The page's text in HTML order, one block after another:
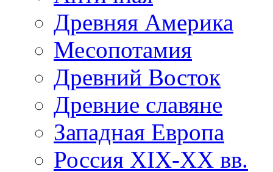
Древняя Америка
Месопотамия
Древний Восток
Древние славяне
Западная Европа
Россия XIX-XX вв.